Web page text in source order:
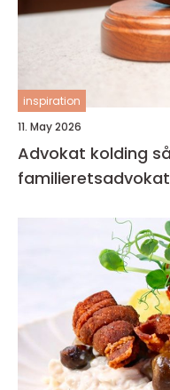
inspiration
11. May 2026
Advokat kolding sådan finder du den rette
familieretsadvokat